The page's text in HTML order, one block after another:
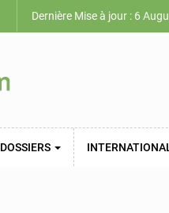
Dernière Mise à jour : 6
DOSSIERS